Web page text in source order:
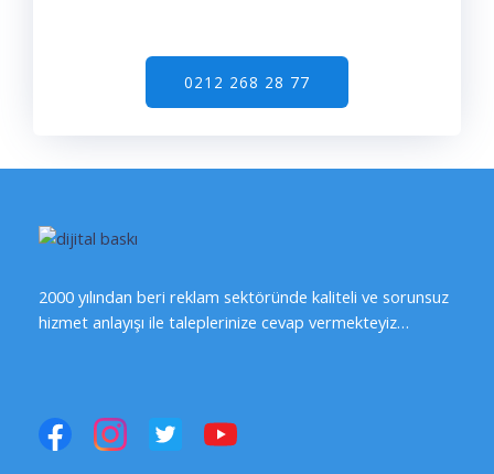
0212 268 28 77
2000 yılından beri reklam sektöründe kaliteli ve sorunsuz
hizmet anlayışı ile taleplerinize cevap vermekteyiz…
a n w o